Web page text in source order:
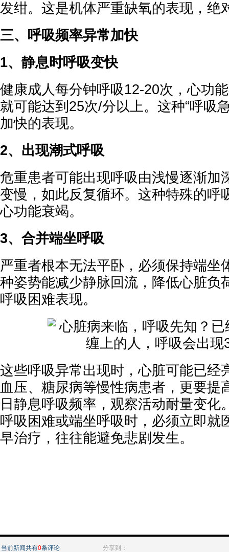
发绀。这是机体严重缺氧的表现，绝
三、呼吸频率异常加快
1、静息时呼吸变快
健康成人每分钟呼吸12-20次，心功
就可能达到25次/分以上。这种“呼吸
加快的表现。
2、出现潮式呼吸
危重患者可能出现呼吸由浅慢逐渐加
变慢，如此反复循环。这种特殊的呼
心功能衰竭。
3、合并端坐呼吸
严重者根本无法平卧，必须保持端坐
种姿势能减少静脉回流，降低心脏负
呼吸困难表现。
这些呼吸异常出现时，心脏可能已经
血压、糖尿病等慢性病患者，更要提
日静息呼吸频率，观察活动耐量变化
呼吸困难或端坐呼吸时，必须立即就
早治疗，往往能避免悲剧发生。
当前新闻共有0条评论 分享到：